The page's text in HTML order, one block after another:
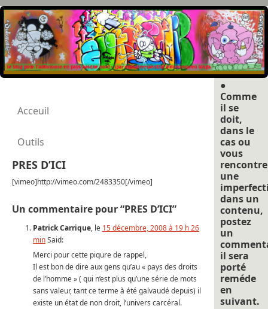
Acceuil
Outils
PRES D’ICI
[vimeo]http://vimeo.com/2483350[/vimeo]
Un commentaire pour “PRES D’ICI”
Patrick Carrique, le 15 décembre, 2008 à 19 h 26
minSaid:
Merci pour cette piqure de rappel,
Il est bon de dire aux gens qu’au « pays des droits
de l’homme » ( qui n’est plus qu’une série de mots
sans valeur, tant ce terme à été galvaudé depuis) il
existe un état de non droit, l’univers carcéral.
●
Comme
il se
doit,
dans le
cas ou
vous
une
dans un
contenu,
postez
un
il sera
porté
reméde
en
suivant.